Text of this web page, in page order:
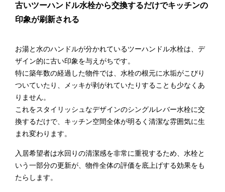
古いツーハンドル水栓から交換するだけでキッチンの
印象が刷新される
お湯と水のハンドルが分かれているツーハンドル水栓は、デ
ザイン的に古い印象を与えがちです。
特に築年数の経過した物件では、水栓の根元に水垢がこびり
ついていたり、メッキが剥がれていたりすることも少なくあ
りません。
これをスタイリッシュなデザインのシングルレバー水栓に交
換するだけで、キッチン空間全体が明るく清潔な雰囲気に生
まれ変わります。
入居希望者は水回りの清潔感を非常に重視するため、水栓と
いう一部分の更新が、物件全体の評価を底上げする効果をも
たらします。